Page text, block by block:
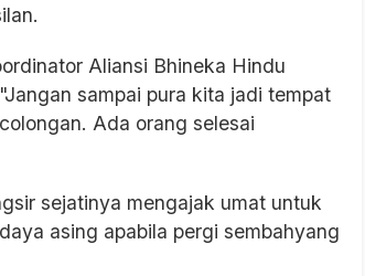
Aliansi Bhineka Hindu
sampai pura kita jadi tempat
Ada orang selesai
sejatinya mengajak umat untuk
asing apabila pergi sembahyang